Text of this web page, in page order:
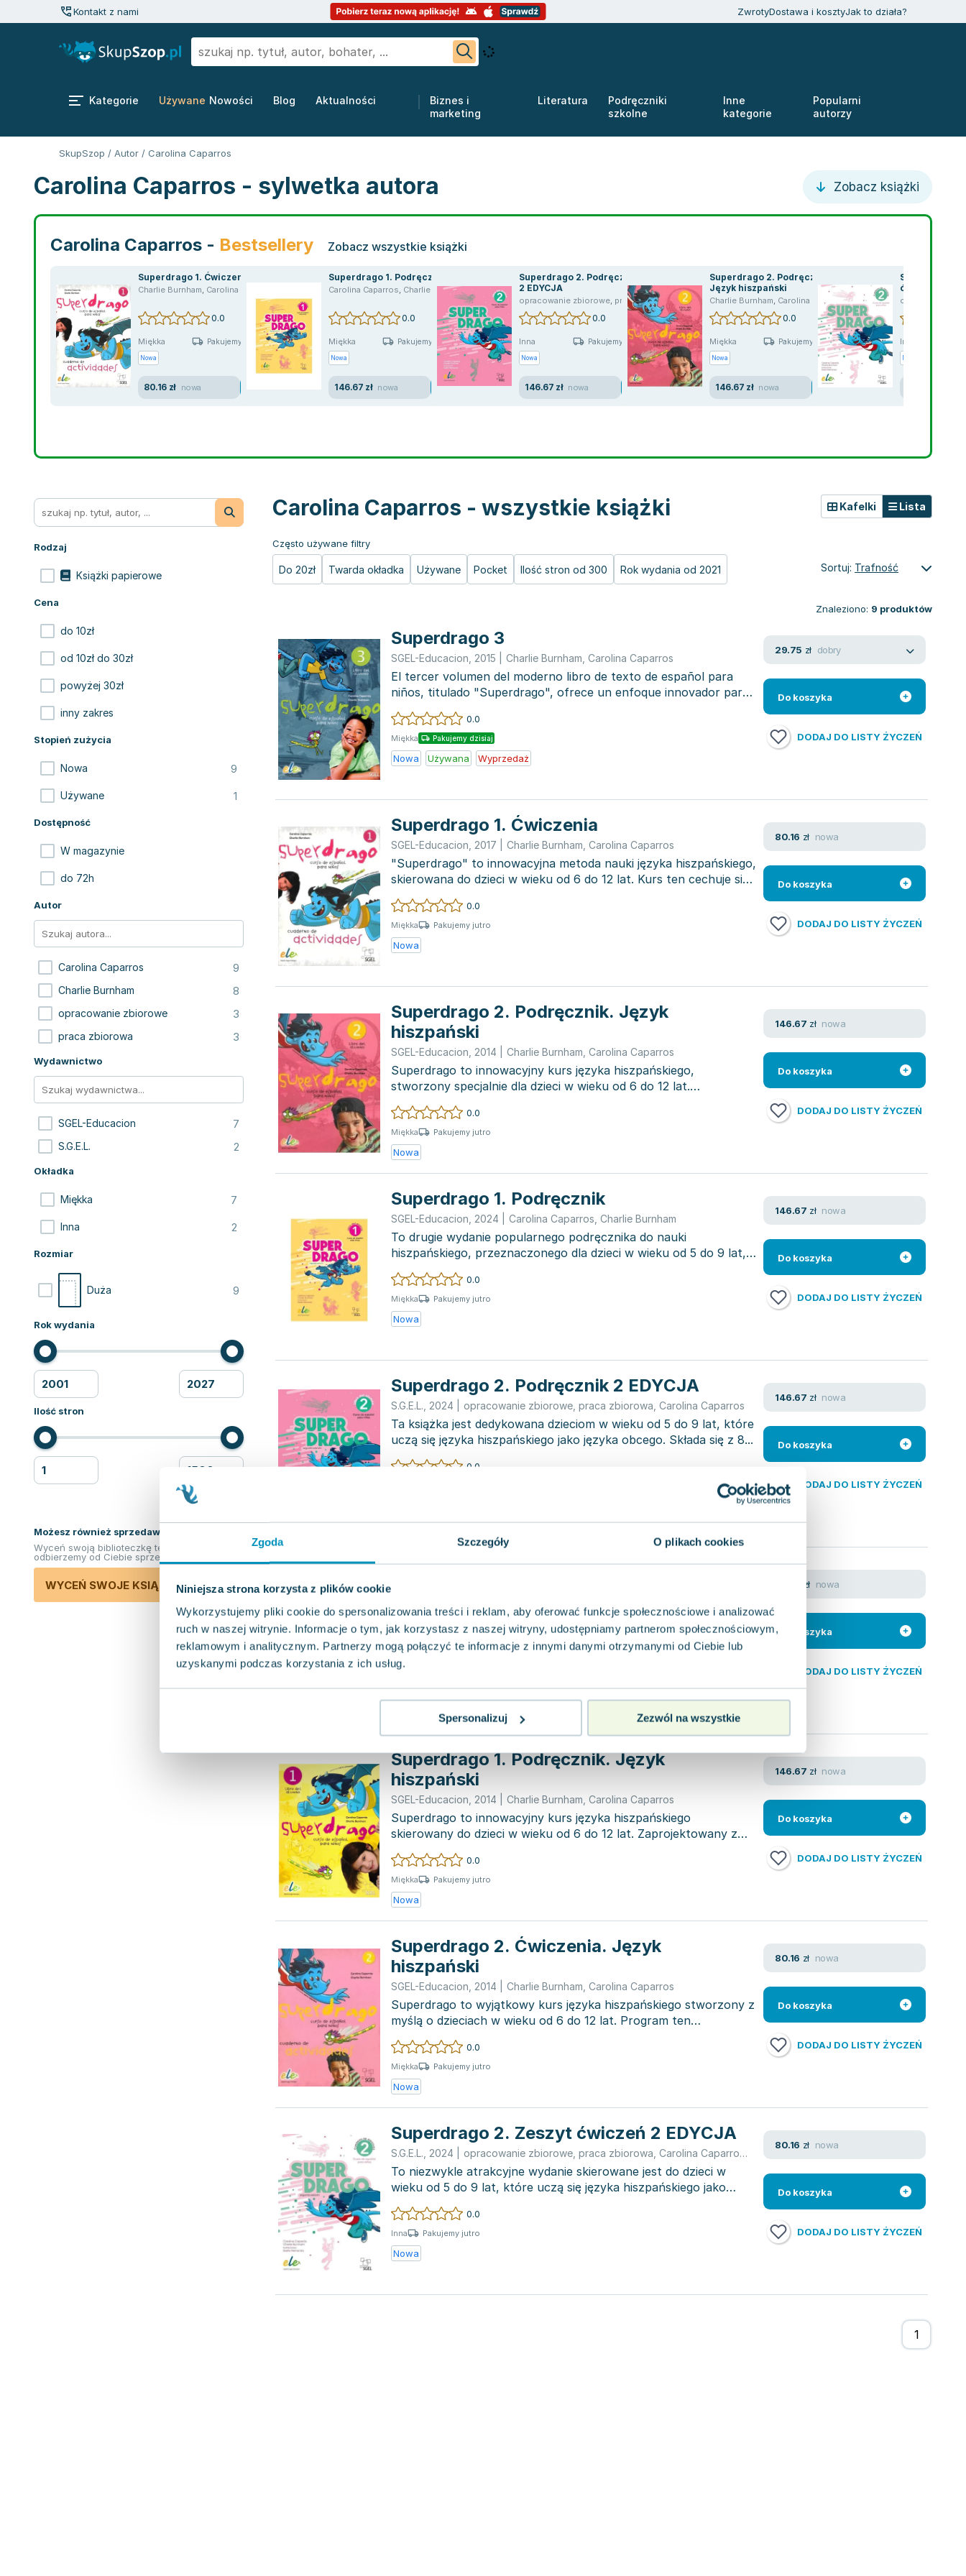
Zgoda Szczegóły O plikach cookies
Niniejsza strona korzysta z plików cookie
Wykorzystujemy pliki cookie do spersonalizowania treści i reklam, aby oferować funkcje społecznościowe i analizować
ruch w naszej witrynie. Informacje o tym, jak korzystasz z naszej witryny, udostępniamy partnerom społecznościowym,
reklamowym i analitycznym. Partnerzy mogą połączyć te informacje z innymi danymi otrzymanymi od Ciebie lub
uzyskanymi podczas korzystania z ich usług.
Spersonalizuj Zezwól na wszystkie
Kontakt z nami ZwrotyDostawa i kosztyJak to działa?
Kategorie Używane Nowości Blog Aktualności
Biznes i
marketing
Literatura
Podręczniki
szkolne
Inne
kategorie
Popularni
autorzy
SkupSzop / Autor / Carolina Caparros
Carolina Caparros - sylwetka autora Zobacz książki
Carolina Caparros - Bestsellery Zobacz wszystkie książki
Superdrago 1. Ćwiczenia
Charlie Burnham, Carolina Caparros
0.0
Miękka Pakujemy jutro
Nowa
80.16 zł nowa
Superdrago 1. Podręcznik
Carolina Caparros, Charlie Burnham
0.0
Miękka Pakujemy jutro
Nowa
146.67 zł nowa
Superdrago 2. Podręcznik
2 EDYCJA
opracowanie zbiorowe, praca zbiorowa ,Carolina Caparros
0.0
Inna Pakujemy jutro
Nowa
146.67 zł nowa
Superdrago 2. Podręcznik.
Język hiszpański
Charlie Burnham, Carolina Caparros
0.0
Miękka Pakujemy jutro
Nowa
146.67 zł nowa
Superdrago
ćwiczeń 2
opracowanie
Inna
Nowa
Rodzaj
Książki papierowe
Cena
do 10zł
od 10zł do 30zł
powyżej 30zł
inny zakres
Stopień zużycia
Nowa 9
Używane 1
Dostępność
W magazynie
do 72h
Autor
Carolina Caparros 9
Charlie Burnham 8
opracowanie zbiorowe 3
praca zbiorowa 3
Wydawnictwo
SGEL-Educacion 7
S.G.E.L. 2
Okładka
Miękka 7
Inna 2
Rozmiar
Duża 9
Rok wydania
Ilość stron
Możesz również sprzedawać ksiązki!
Wyceń swoją biblioteczkę teraz. Odkupimy i
odbierzemy od Ciebie sprzedane książki.
WYCEŃ SWOJE KSIĄŻKI
Carolina Caparros - wszystkie książki
Często używane filtry
Do 20zł Twarda okładka Używane Pocket Ilość stron od 300 Rok wydania od 2021
Kafelki Lista
Sortuj: Trafność
Znaleziono: 9 produktów
Superdrago 3
SGEL-Educacion 2015 Charlie Burnham Carolina Caparros
El tercer volumen del moderno libro de texto de español para
niños, titulado "Superdrago", ofrece un enfoque innovador para
la ens...
0.0
Miękka Pakujemy dzisiaj
Nowa Używana Wyprzedaż
29.75 zł dobry
Do koszyka
DODAJ DO LISTY ŻYCZEŃ
Superdrago 1. Ćwiczenia
SGEL-Educacion 2017 Charlie Burnham Carolina Caparros
"Superdrago" to innowacyjna metoda nauki języka hiszpańskiego,
skierowana do dzieci w wieku od 6 do 12 lat. Kurs ten cechuje się
n...
0.0
Miękka Pakujemy jutro
Nowa
80.16 zł nowa
Do koszyka
DODAJ DO LISTY ŻYCZEŃ
Superdrago 2. Podręcznik. Język
hiszpański
SGEL-Educacion 2014 Charlie Burnham Carolina Caparros
Superdrago to innowacyjny kurs języka hiszpańskiego,
stworzony specjalnie dla dzieci w wieku od 6 do 12 lat.
Charakteryzuje się wy...
0.0
Miękka Pakujemy jutro
Nowa
146.67 zł nowa
Do koszyka
DODAJ DO LISTY ŻYCZEŃ
Superdrago 1. Podręcznik
SGEL-Educacion 2024 Carolina Caparros Charlie Burnham
To drugie wydanie popularnego podręcznika do nauki
hiszpańskiego, przeznaczonego dla dzieci w wieku od 5 do 9 lat,
wyróżnia się dy...
0.0
Miękka Pakujemy jutro
Nowa
146.67 zł nowa
Do koszyka
DODAJ DO LISTY ŻYCZEŃ
Superdrago 2. Podręcznik 2 EDYCJA
S.G.E.L. 2024 opracowanie zbiorowe praca zbiorowa Carolina Caparros
Ta książka jest dedykowana dzieciom w wieku od 5 do 9 lat, które
uczą się języka hiszpańskiego jako języka obcego. Składa się z 8...
0.0
146.67 zł nowa
Do koszyka
DODAJ DO LISTY ŻYCZEŃ
SGEL-Educacion ,2015| Charlie Burnham ,Carolina Caparros,opracowanie zbiorowe praca zbiorowa
Superdrago to kurs języka hiszpańskiego skierowany do dzieci w
wieku od 6 do 12 lat. Program nauczania jest pełen energii i
atrakc...
Pakujemy jutro
zł nowa
Do koszyka
DODAJ DO LISTY ŻYCZEŃ
Superdrago 1. Podręcznik. Język
hiszpański
SGEL-Educacion 2014 Charlie Burnham Carolina Caparros
Superdrago to innowacyjny kurs języka hiszpańskiego
skierowany do dzieci w wieku od 6 do 12 lat. Zaprojektowany z
myślą o młodych...
0.0
Miękka Pakujemy jutro
Nowa
146.67 zł nowa
Do koszyka
DODAJ DO LISTY ŻYCZEŃ
Superdrago 2. Ćwiczenia. Język
hiszpański
SGEL-Educacion 2014 Charlie Burnham Carolina Caparros
Superdrago to wyjątkowy kurs języka hiszpańskiego stworzony z
myślą o dzieciach w wieku od 6 do 12 lat. Program ten
charakteryzuje...
0.0
Miękka Pakujemy jutro
Nowa
80.16 zł nowa
Do koszyka
DODAJ DO LISTY ŻYCZEŃ
Superdrago 2. Zeszyt ćwiczeń 2 EDYCJA
S.G.E.L. 2024 opracowanie zbiorowe praca zbiorowa Carolina Caparros , Charlie Burnham
To niezwykle atrakcyjne wydanie skierowane jest do dzieci w
wieku od 5 do 9 lat, które uczą się języka hiszpańskiego jako
obcego....
0.0
Inna Pakujemy jutro
Nowa
80.16 zł nowa
Do koszyka
DODAJ DO LISTY ŻYCZEŃ